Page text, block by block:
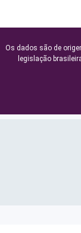
Os dados são de
legislação